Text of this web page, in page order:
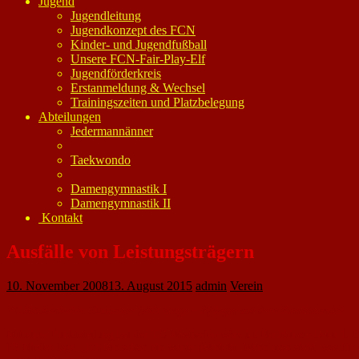
Jugendleitung
Jugendkonzept des FCN
Kinder- und Jugendfußball
Unsere FCN-Fair-Play-Elf
Jugendförderkreis
Erstanmeldung & Wechsel
Trainingszeiten und Platzbelegung
Abteilungen
Jedermannänner
Taekwondo
Damengymnastik I
Damengymnastik II
Kontakt
Ausfälle von Leistungsträgern
10. November 200813. August 2015 admin Verein